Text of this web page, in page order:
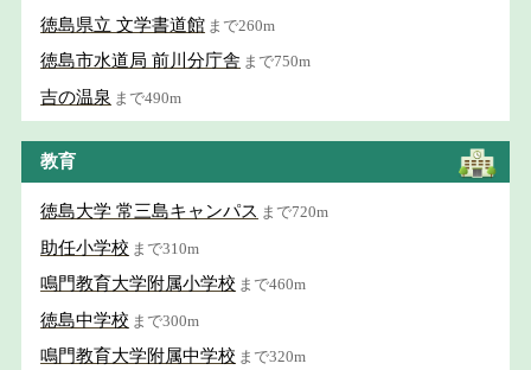
徳島県立 文学書道館 まで260m
徳島市水道局 前川分庁舎 まで750m
吉の温泉 まで490m
教育
徳島大学 常三島キャンパス まで720m
助任小学校 まで310m
鳴門教育大学附属小学校 まで460m
徳島中学校 まで300m
鳴門教育大学附属中学校 まで320m